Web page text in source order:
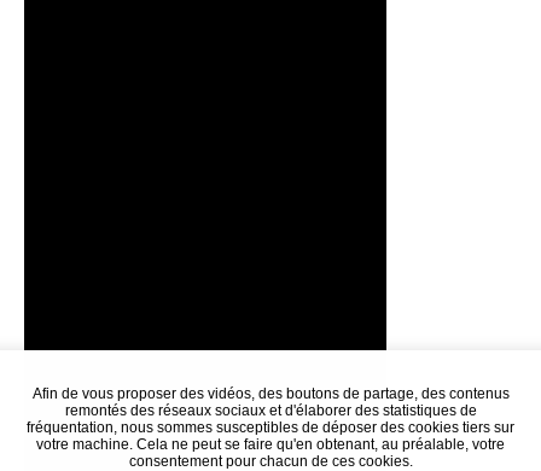
Afin de vous proposer des vidéos, des boutons de partage, des contenus
remontés des réseaux sociaux et d'élaborer des statistiques de
fréquentation, nous sommes susceptibles de déposer des cookies tiers sur
votre machine. Cela ne peut se faire qu'en obtenant, au préalable, votre
consentement pour chacun de ces cookies.